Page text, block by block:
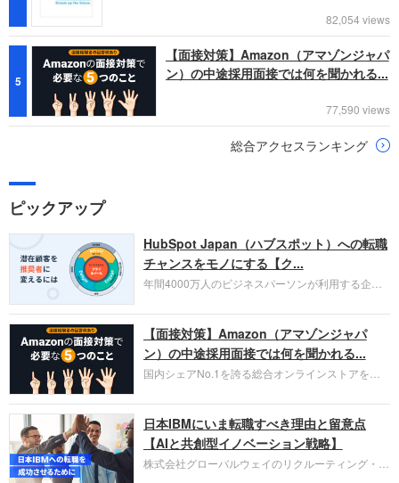
82,054 views
5
【面接対策】Amazon（アマゾンジャパ
ン）の中途採用面接では何を聞かれる...
77,590 views
総合アクセスランキング
ピックアップ
HubSpot Japan（ハブスポット）への転職
チャンスをモノにする【ク...
年間4000万人のビジネスパーソンが利用する企業
お勧めするイチオシ企業をご紹介します。今回はク
ラウド型CRMプラットフォームを提供する
HubSpot Japan（ハブスポット・ジャパン）株式会
社です。採用面接対策の企業研究にご活用くださ
い。
【面接対策】Amazon（アマゾンジャパ
ン）の中途採用面接では何を聞かれる...
国内シェアNo.1を誇る総合オンラインストアを運
圧倒的な存在感を持つAmazon。中途採用面接では
過去の具体的な業務成果やリーダーシップの発揮、
失敗からの学びが重視され、人間性やカルチャーフ
ィットも評価対象となり、長期的に成長できる仲間
であるかを多角的に審査されます。
日本IBMにいま転職すべき理由と留意点
【AIと共創型イノベーション戦略】
株式会社グローバルウェイのリクルーティング・パ